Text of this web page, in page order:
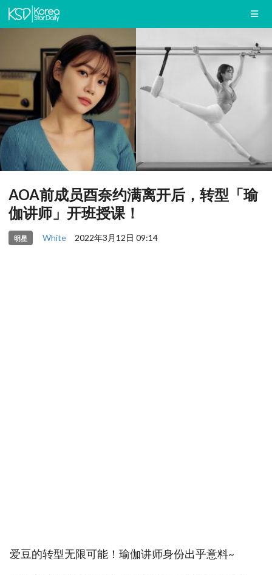
AOA前成员酉奈约满离开后，转型「瑜
伽讲师」开班授课！
明星 White 2022年3月12日 09:14
爱豆的转型无限可能！瑜伽讲师身份出乎意料~